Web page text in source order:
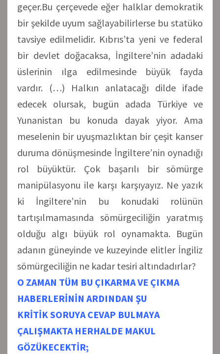
geçer.Bu çerçevede eğer halklar demokratik
bir şekilde uyum sağlayabilirlerse bu statüko
tavsiye edilmelidir. Kıbrıs’ta yeni ve federal
bir devlet doğacaksa, İngiltere’nin adadaki
üslerinin ılga edilmesinde büyük fayda
vardır. (…) Halkın anlatacağı dilde ifade
edecek olursak, bugün adada Türkiye ve
Yunanistan bu konuda dayak yiyor. Ama
meselenin bir uyuşmazlıktan bir çeşit kanser
duruma dönüşmesinde İngiltere’nin oynadığı
rol büyüktür. Çok başarılı bir sömürge
manipülasyonu ile karşı karşıyayız. Ne yazık
ki İngiltere’nin bu konudaki rolünün
tartışılmamasında sömürgeciliğin yaratmış
olduğu algı büyük rol oynamakta. Bugün
adanın güneyinde ve kuzeyinde elitler İngiliz
sömürgeciliğin ne kadar tesiri altındadırlar?
O ZAMAN TÜM BU ÇIKARMA VE ÇIKMA
HABERLERİNİN ARDINDAN ŞU
KRİTİK SORUYA CEVAP BULMAYA
ÇALIŞMAKTA HERHALDE MAKUL
GÖZÜKECEKTİR;